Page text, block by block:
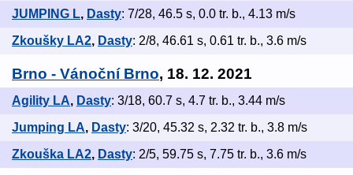
JUMPING L, Dasty: 7/28, 46.5 s, 0.0 tr. b., 4.13 m/s
Zkoušky LA2, Dasty: 2/8, 46.61 s, 0.61 tr. b., 3.6 m/s
Brno - Vánoční Brno, 18. 12. 2021
Agility LA, Dasty: 3/18, 60.7 s, 4.7 tr. b., 3.44 m/s
Jumping LA, Dasty: 3/20, 45.32 s, 2.32 tr. b., 3.8 m/s
Zkouška LA2, Dasty: 2/5, 59.75 s, 7.75 tr. b., 3.6 m/s